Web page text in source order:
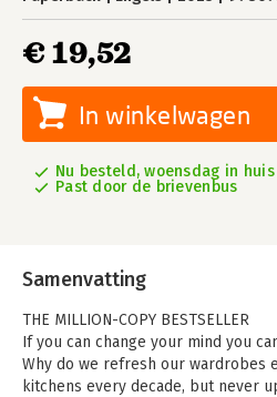
€ 19,52
In winkelwagen
Nu besteld, woensdag in huis
Past door de brievenbus
Samenvatting
THE MILLION-COPY BESTSELLER
If you can change your mind you
Why do we refresh our wardrobes
kitchens every decade, but never